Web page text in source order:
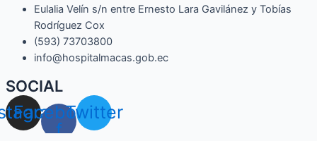
Eulalia Velín s/n entre Ernesto Lara Gavilánez y Tobías
Rodríguez Cox
(593) 73703800​
info@hospitalmacas.gob.ec
SOCIAL
Facebook-
f
Twitter